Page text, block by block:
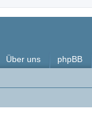
Über uns phpBB